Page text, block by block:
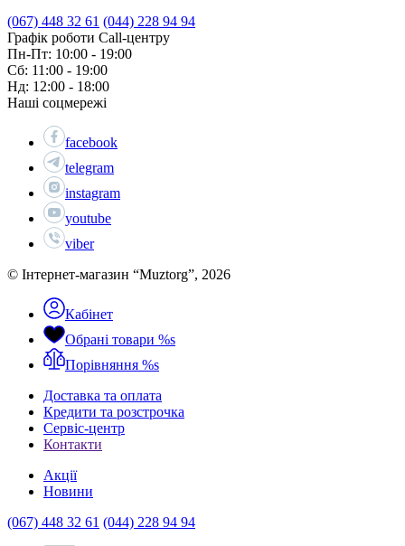
(067) 448 32 61 (044) 228 94 94
Графік роботи Call-центру
Пн-Пт: 10:00 - 19:00
Сб: 11:00 - 19:00
Нд: 12:00 - 18:00
Наші соцмережі
facebook
telegram
instagram
youtube
viber
© Інтернет-магазин “Muztorg”, 2026
Кабінет
Обрані товари %s
Порівняння %s
Доставка та оплата
Кредити та розстрочка
Сервіc-центр
Контакти
Акції
Новини
(067) 448 32 61 (044) 228 94 94